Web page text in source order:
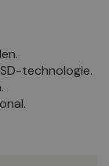
technologie.